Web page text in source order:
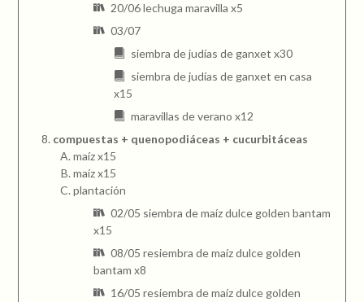
20/06 lechuga maravilla x5
03/07
siembra de judías de ganxet x30
siembra de judías de ganxet en casa
x15
maravillas de verano x12
compuestas + quenopodiáceas + cucurbitáceas
maíz x15
maíz x15
plantación
02/05 siembra de maíz dulce golden bantam
x15
08/05 resiembra de maíz dulce golden
bantam x8
16/05 resiembra de maíz dulce golden